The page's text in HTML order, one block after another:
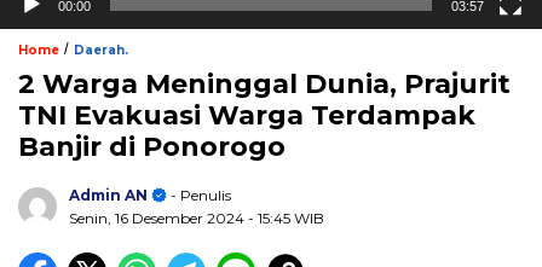
00:00 03:57
Home / Daerah.
2 Warga Meninggal Dunia, Prajurit
TNI Evakuasi Warga Terdampak
Banjir di Ponorogo
Admin AN
- Penulis
Senin, 16 Desember 2024 - 15:45 WIB